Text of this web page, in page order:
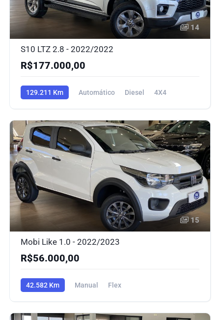
14
S10 LTZ 2.8 - 2022/2022
R$177.000,00
129.211 Km Automático Diesel 4X4
15
Mobi Like 1.0 - 2022/2023
R$56.000,00
42.582 Km Manual Flex